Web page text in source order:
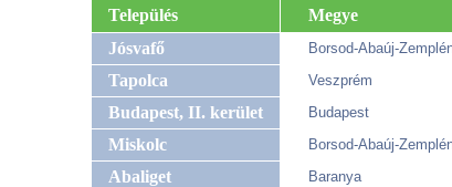
Település
Megye
Jósvafő
Borsod-Abaúj-
Tapolca Veszprém
Budapest, II. kerület Budapest
Miskolc Borsod-Abaúj-
Abaliget Baranya